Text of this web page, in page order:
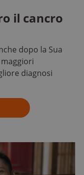
il cancro
dopo la Sua
diagnosi